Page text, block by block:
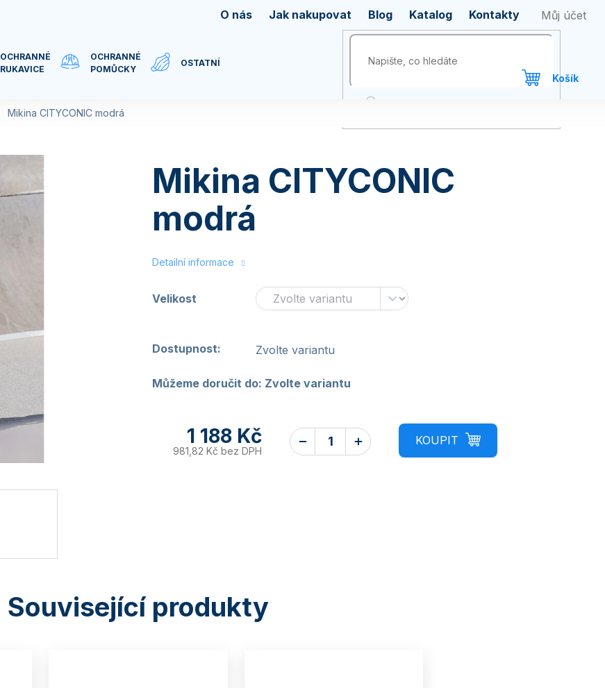
O nás Jak nakupovat Blog Katalog Kontakty
OCHRANNÉ
RUKAVICE
OCHRANNÉ
POMŮCKY
OSTATNÍ
Mikina CITYCONIC modrá
Mikina CITYCONIC
modrá
Detailní informace
Velikost
Dostupnost: Zvolte variantu
Můžeme doručit do: Zvolte variantu
1 188 Kč
981,82 Kč bez DPH
Související produkty